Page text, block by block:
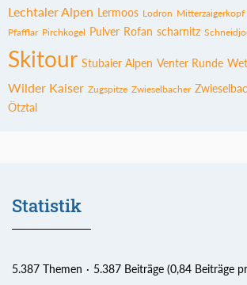
Lechtaler Alpen Lermoos Lodron Mitterzaigerkopf
Pfafflar Pirchkogel Pulver Rofan scharnitz
Skitour Stubaier Alpen Venter Runde
Wilder Kaiser Zugspitze Zwieselbacher
Ötztal
Statistik
5.387 Themen 5.387 Beiträge (0,84 Beiträge